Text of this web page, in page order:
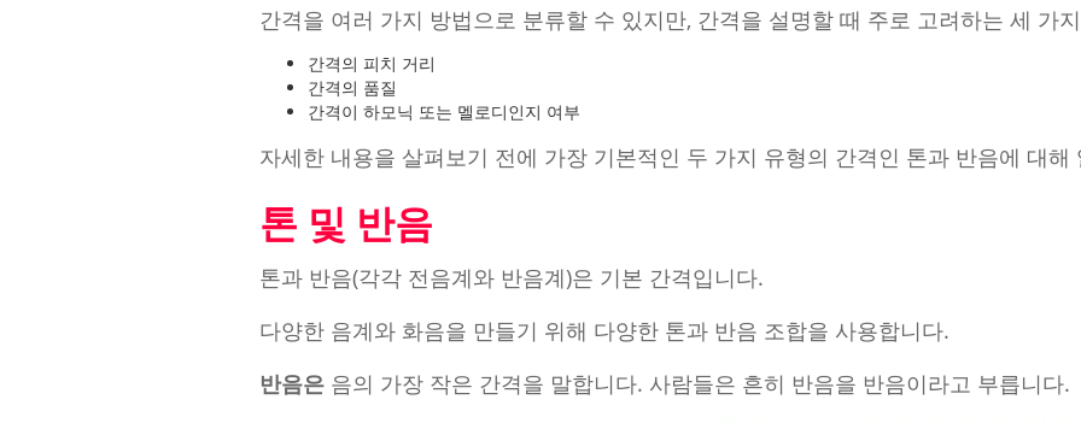
간격을 여러 가지 방법으로 분류할 수 있지만, 간격을 설명할 때 주로 고려하는 세 가
간격의 피치 거리
간격의 품질
간격이 하모닉 또는 멜로디인지 여부
자세한 내용을 살펴보기 전에 가장 기본적인 두 가지 유형의 간격인 톤과 반음에 대해
톤 및 반음
톤과 반음(각각 전음계와 반음계)은 기본 간격입니다.
다양한 음계와 화음을 만들기 위해 다양한 톤과 반음 조합을 사용합니다.
반음은 음의 가장 작은 간격을 말합니다. 사람들은 흔히 반음을 반음이라고 부릅니다.